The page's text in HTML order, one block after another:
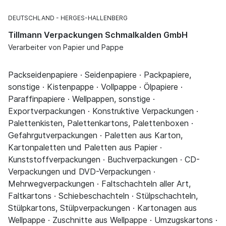
DEUTSCHLAND HERGES-HALLENBERG
Tillmann Verpackungen Schmalkalden GmbH
Verarbeiter von Papier und Pappe
Packseidenpapiere · Seidenpapiere · Packpapiere,
sonstige · Kistenpappe · Vollpappe · Ölpapiere ·
Paraffinpapiere · Wellpappen, sonstige ·
Exportverpackungen · Konstruktive Verpackungen ·
Palettenkisten, Palettenkartons, Palettenboxen ·
Gefahrgutverpackungen · Paletten aus Karton,
Kartonpaletten und Paletten aus Papier ·
Kunststoffverpackungen · Buchverpackungen · CD-
Verpackungen und DVD-Verpackungen ·
Mehrwegverpackungen · Faltschachteln aller Art,
Faltkartons · Schiebeschachteln · Stülpschachteln,
Stülpkartons, Stülpverpackungen · Kartonagen aus
Wellpappe · Zuschnitte aus Wellpappe · Umzugskartons ·